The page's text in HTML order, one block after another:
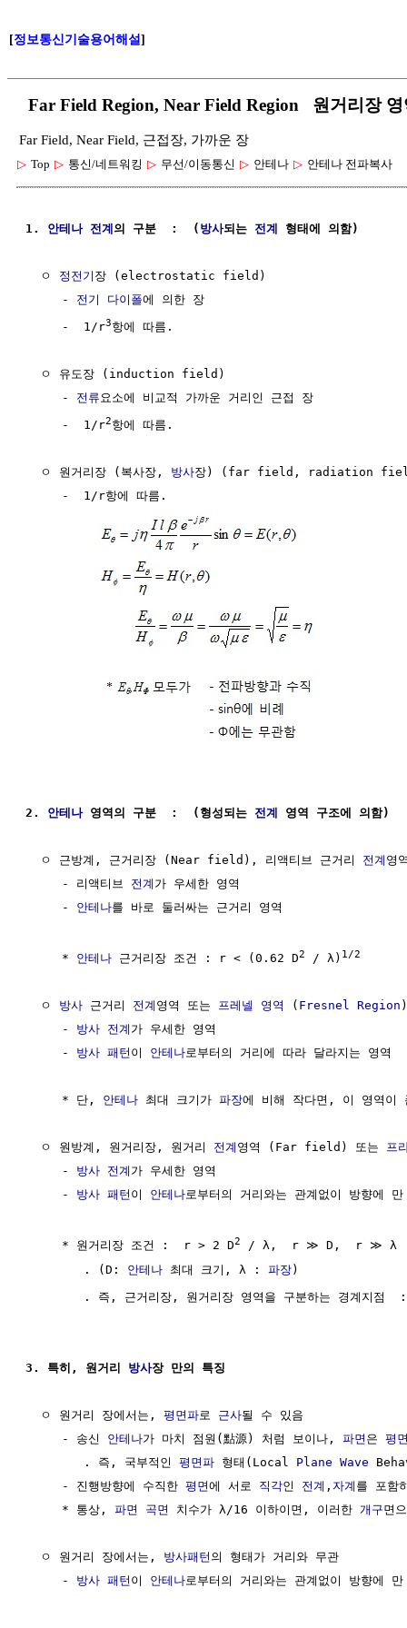
[정보통신기술용어해설]
Far Field Region, Near Field Region 원거리장
Far Field, Near Field, 근접장, 가까운 장
▷ Top ▷ 통신/네트워킹 ▷ 무선/이동통신 ▷ 안테나 ▷ 안테나 전파복사
1. 안테나 전계의 구분  :  ( 방사되는 전계 형태에 의함)
  ㅇ
정전기 장 (electrostatic field)
     -
전기 다이폴에 의한 장
     -  1/r
3항에 따름.
  ㅇ 유도장 (induction field)
     -
전류 요소에 비교적 가까운 거리인 근접 장
     -  1/r
2항에 따름.
  ㅇ 원거리장 (복사장,
방사장) (far field, radiation
     -  1/r항에 따름.
2. 안테나 영역의 구분  :  (형성되는 전계 영역 구조에 의함)
  ㅇ 근방계, 근거리장 (Near field), 리액티브 근거리
전계 영
     - 리액티브
전계 가 우세한 영역
     -
안테나를 바로 둘러싸는 근거리 영역
     *
안테나 근거리장 조건 : r < (0.62 D2 / λ) 1/2
  ㅇ
방사 근거리 전계 영역 또는 프레넬 영역 ( Fresnel Region )
     -
방사 전계 가 우세한 영역
     -
방사 패턴 이 안테나로부터의 거리에 따라 달라지는 영역
     * 단,
안테나 최대 크기가 파장에 비해 작다면, 이 영역이
  ㅇ 원방계, 원거리장, 원거리
전계 영역 (Far field) 또는 프
     -
방사 전계 가 우세한 영역
     -
방사 패턴 이 안테나로부터의 거리와는 관계없이 방향에
     * 원거리장 조건 :  r > 2 D
2
/ λ,  r ≫ D,  r ≫ λ
        . (D:
안테나 최대 크기, λ : 파장)
. 즉, 근거리장, 원거리장 영역을 구분하는 경계지점
3. 특히, 원거리 방사장 만의 특징
  ㅇ 원거리 장에서는,
평면파로 근사될 수 있음
     - 송신
안테나가 마치 점원(點源) 처럼 보이나, 파면 은 평
        . 즉, 국부적인
평면파 형태(Local Plane Wave
     - 진행방향에 수직한
평면에 서로 직각인 전계 , 자계 를 포함
     * 통상,
파면 곡면 치수가 λ/16 이하이면, 이러한 개구면
  ㅇ 원거리 장에서는,
방사패턴 의 형태가 거리와 무관
     -
방사 패턴 이 안테나